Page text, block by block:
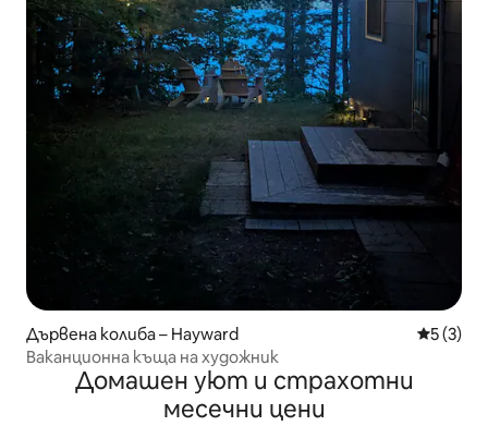
Дървена колиба – Hayward Средна
5 (3)
Ваканционна къща на художник
Домашен уют и страхотни
месечни цени